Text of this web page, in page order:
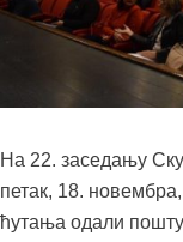
На 22. заседању
петак, 18.
ћутања одали